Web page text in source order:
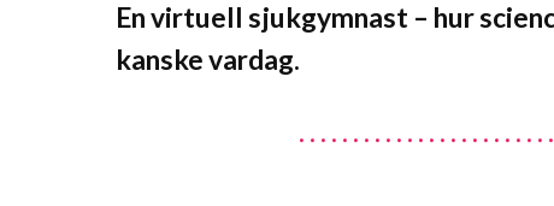
En virtuell sjukgymnast – hur
kanske vardag.